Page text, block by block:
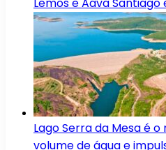
Lago Serra da Mesa é
volume de água e